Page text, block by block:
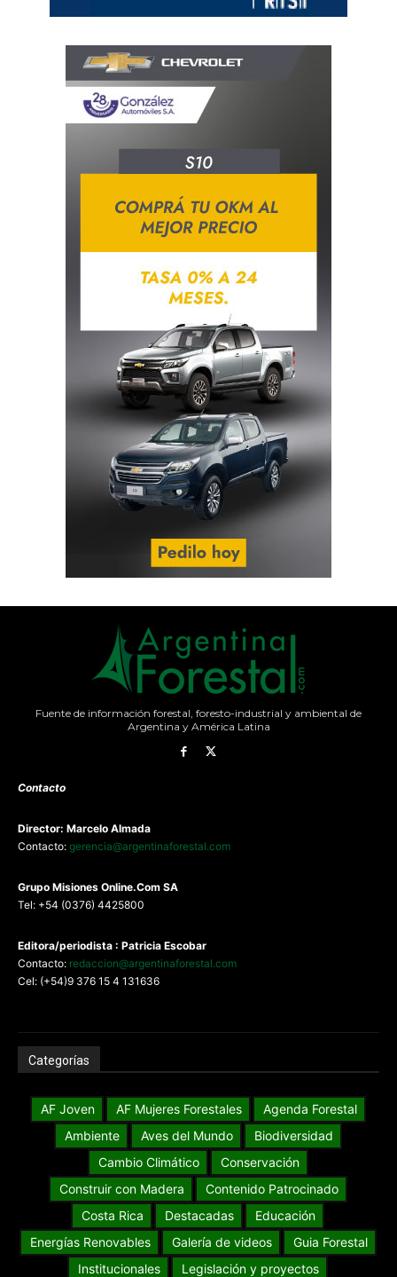
Fuente de información forestal, foresto-industrial y ambiental de
Argentina y América Latina
Contacto
Director: Marcelo Almada
Contacto: gerencia@argentinaforestal.com
Grupo Misiones Online.Com SA
Tel: +54 (0376) 4425800
Editora/periodista : Patricia Escobar
Contacto: redaccion@argentinaforestal.com
Cel: (+54)9 376 15 4 131636
Categorías
AF Joven AF Mujeres Forestales
Agenda Forestal
Ambiente
Aves del Mundo
Biodiversidad
Cambio Climático
Conservación
Construir con Madera
Contenido Patrocinado
Costa Rica
Destacadas
Educación
Energías Renovables
Galería de videos
Guia Forestal
Institucionales
Legislación y proyectos